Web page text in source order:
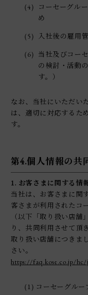
(4)
コーセーグル
め
(5) 入社後の雇用
(6)
当社及びコー
の検討・活動
す。）
なお、当社にいただい
は、適切に対応するた
す。
第4.個人情報の共
1. お客さまに関する情
当社は、お客さまに関
客さまが利用されたコ
（以下「取り扱い店
り、共同利用させて頂
取り扱い店舗につきま
さい。
https://faq.kose.co.jp/
(1) コーセーグル